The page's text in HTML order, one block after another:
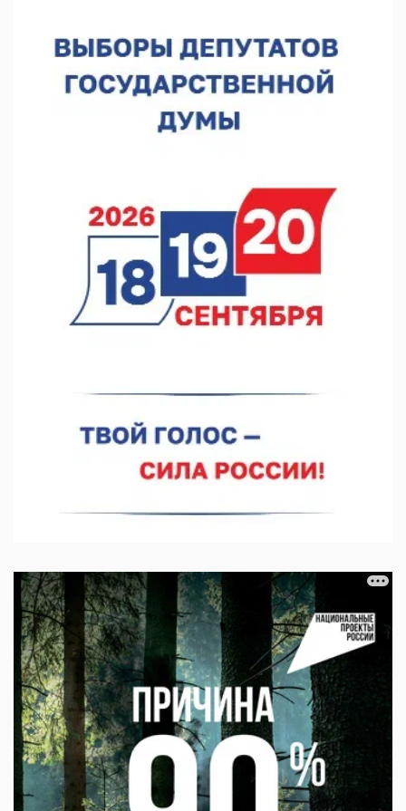
В Нижнем Новгороде отметили 70-летие Дня строителя
07.08.2026 12:04
В Нижегородской области созданы четыре ММЦ
07.08.2026 11:46